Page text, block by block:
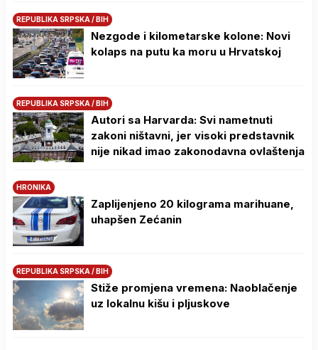
REPUBLIKA SRPSKA / BIH
Nezgode i kilometarske kolone: Novi
kolaps na putu ka moru u Hrvatskoj
REPUBLIKA SRPSKA / BIH
Autori sa Harvarda: Svi nametnuti
zakoni ništavni, jer visoki predstavnik
nije nikad imao zakonodavna ovlaštenja
HRONIKA
Zaplijenjeno 20 kilograma marihuane,
uhapšen Zećanin
REPUBLIKA SRPSKA / BIH
Stiže promjena vremena: Naoblačenje
uz lokalnu kišu i pljuskove